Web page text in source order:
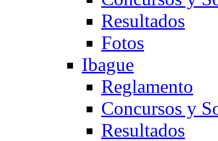
Resultados
Fotos
Ibague
Reglamento
Concursos y
Resultados